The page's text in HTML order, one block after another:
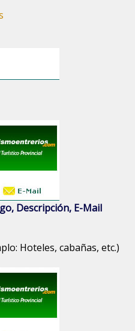
Descripción, E-Mail
Hoteles, cabañas, etc.)